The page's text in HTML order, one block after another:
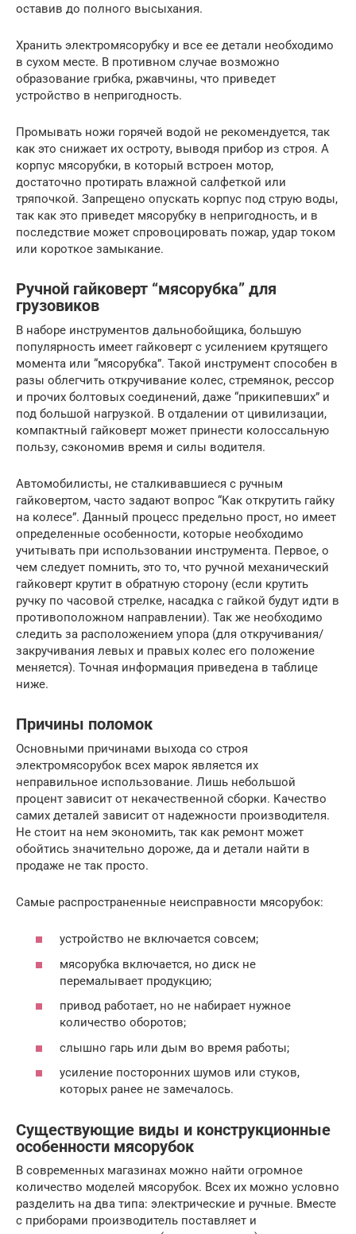
оставив до полного высыхания.
Хранить электромясорубку и все ее детали необходимо
в сухом месте. В противном случае возможно
образование грибка, ржавчины, что приведет
устройство в непригодность.
Промывать ножи горячей водой не рекомендуется, так
как это снижает их остроту, выводя прибор из строя. А
корпус мясорубки, в который встроен мотор,
достаточно протирать влажной салфеткой или
тряпочкой. Запрещено опускать корпус под струю воды,
так как это приведет мясорубку в непригодность, и в
последствие может спровоцировать пожар, удар током
или короткое замыкание.
Ручной гайковерт “мясорубка” для
грузовиков
В наборе инструментов дальнобойщика, большую
популярность имеет гайковерт с усилением крутящего
момента или “мясорубка”. Такой инструмент способен в
разы облегчить откручивание колес, стремянок, рессор
и прочих болтовых соединений, даже “прикипевших” и
под большой нагрузкой. В отдалении от цивилизации,
компактный гайковерт может принести колоссальную
пользу, сэкономив время и силы водителя.
Автомобилисты, не сталкивавшиеся с ручным
гайковертом, часто задают вопрос “Как открутить гайку
на колесе”. Данный процесс предельно прост, но имеет
определенные особенности, которые необходимо
учитывать при использовании инструмента. Первое, о
чем следует помнить, это то, что ручной механический
гайковерт крутит в обратную сторону (если крутить
ручку по часовой стрелке, насадка с гайкой будут идти в
противоположном направлении). Так же необходимо
следить за расположением упора (для откручивания/
закручивания левых и правых колес его положение
меняется). Точная информация приведена в таблице
ниже.
Причины поломок
Основными причинами выхода со строя
электромясорубок всех марок является их
неправильное использование. Лишь небольшой
процент зависит от некачественной сборки. Качество
самих деталей зависит от надежности производителя.
Не стоит на нем экономить, так как ремонт может
обойтись значительно дороже, да и детали найти в
продаже не так просто.
Самые распространенные неисправности мясорубок:
устройство не включается совсем;
мясорубка включается, но диск не
перемалывает продукцию;
привод работает, но не набирает нужное
количество оборотов;
слышно гарь или дым во время работы;
усиление посторонних шумов или стуков,
которых ранее не замечалось.
Существующие виды и конструкционные
особенности мясорубок
В современных магазинах можно найти огромное
количество моделей мясорубок. Всех их можно условно
разделить на два типа: электрические и ручные. Вместе
с приборами производитель поставляет и